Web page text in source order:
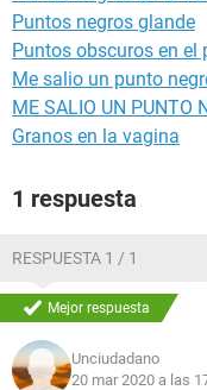
Puntos negros glande
Puntos obscuros en el
Me salio un punto
ME SALIO UN PUNTO
Granos en la vagina
1 respuesta
RESPUESTA 1 / 1
Mejor respuesta
Unciudadano
20 mar 2020 a las